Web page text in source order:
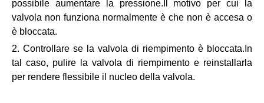
possibile aumentare la pressione.Il motivo per cui la
valvola non funziona normalmente è che non è accesa o
è bloccata.
2. Controllare se la valvola di riempimento è bloccata.In
tal caso, pulire la valvola di riempimento e reinstallarla
per rendere flessibile il nucleo della valvola.